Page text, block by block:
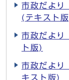
市政だよ
(テキスト
市政だよ
ト版)
市政だよ
キスト版)